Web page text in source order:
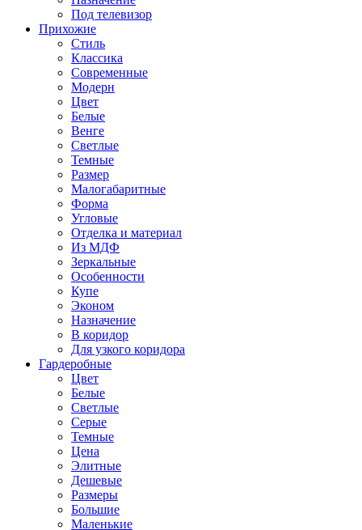
Под телевизор
Прихожие
Стиль
Классика
Современные
Модерн
Цвет
Белые
Венге
Светлые
Темные
Размер
Малогабаритные
Форма
Угловые
Отделка и материал
Из МДФ
Зеркальные
Особенности
Купе
Эконом
Назначение
В коридор
Для узкого коридора
Гардеробные
Цвет
Белые
Светлые
Серые
Темные
Цена
Элитные
Дешевые
Размеры
Большие
Маленькие